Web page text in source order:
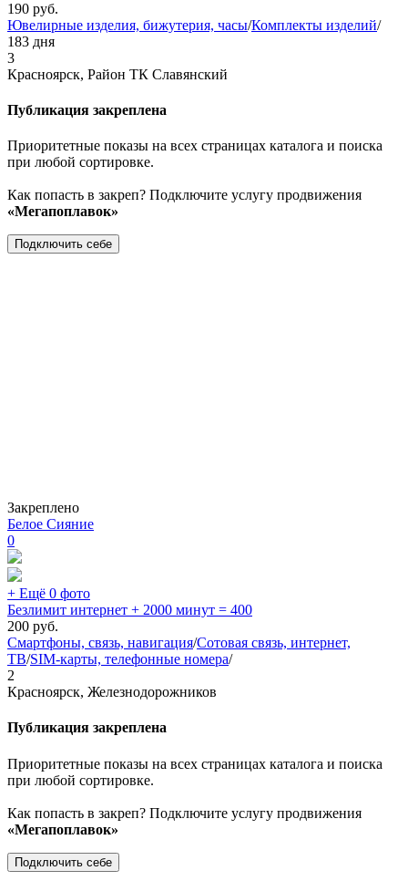
190 руб.
Ювелирные изделия, бижутерия, часы/Комплекты изделий/
183 дня
3
Красноярск, Район ТК Славянский
Публикация закреплена
Приоритетные показы на всех страницах каталога и поиска
при любой сортировке.
Как попасть в закреп? Подключите услугу продвижения
«Мегапоплавок»
Подключить себе
Закреплено
Белое Сияние
0
+ Ещё 0 фото
Безлимит интернет + 2000 минут = 400
200 руб.
Смартфоны, связь, навигация/Сотовая связь, интернет,
ТВ/SIM-карты, телефонные номера/
2
Красноярск, Железнодорожников
Публикация закреплена
Приоритетные показы на всех страницах каталога и поиска
при любой сортировке.
Как попасть в закреп? Подключите услугу продвижения
«Мегапоплавок»
Подключить себе